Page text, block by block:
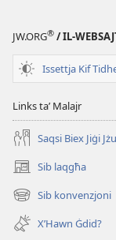
JW.ORG® / IL-
Issettja Kif
Links taʼ Malajr
Saqsi Biex Jiġi
Sib laqgħa
(opens
new
window)
Sib konvenzjoni
(opens
new
window)
X’Hawn Ġdid?